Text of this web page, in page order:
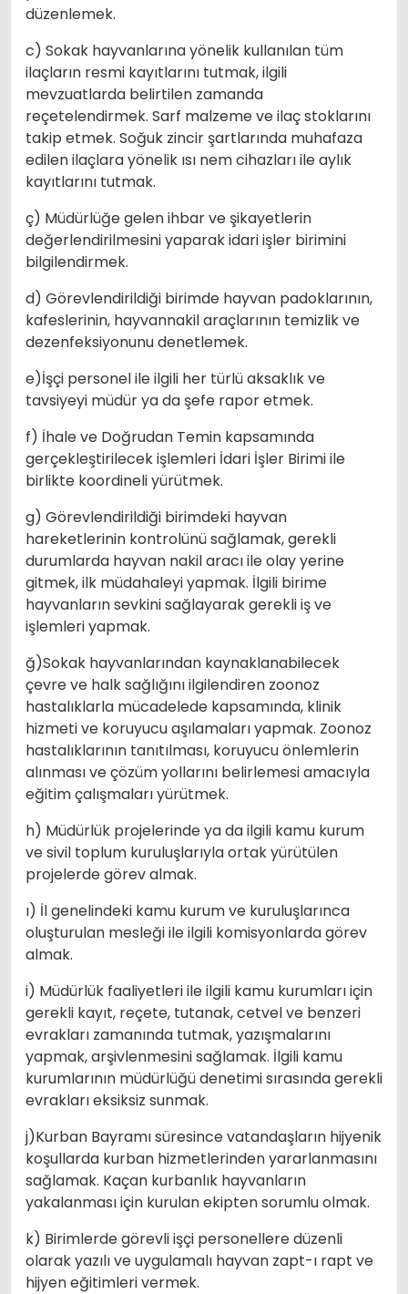
düzenlemek.
c) Sokak hayvanlarına yönelik kullanılan tüm
ilaçların resmi kayıtlarını tutmak, ilgili
mevzuatlarda belirtilen zamanda
reçetelendirmek. Sarf malzeme ve ilaç stoklarını
takip etmek. Soğuk zincir şartlarında muhafaza
edilen ilaçlara yönelik ısı nem cihazları ile aylık
kayıtlarını tutmak.
ç) Müdürlüğe gelen ihbar ve şikayetlerin
değerlendirilmesini yaparak idari işler birimini
bilgilendirmek.
d) Görevlendirildiği birimde hayvan padoklarının,
kafeslerinin, hayvannakil araçlarının temizlik ve
dezenfeksiyonunu denetlemek.
e)İşçi personel ile ilgili her türlü aksaklık ve
tavsiyeyi müdür ya da şefe rapor etmek.
f) İhale ve Doğrudan Temin kapsamında
gerçekleştirilecek işlemleri İdari İşler Birimi ile
birlikte koordineli yürütmek.
g) Görevlendirildiği birimdeki hayvan
hareketlerinin kontrolünü sağlamak, gerekli
durumlarda hayvan nakil aracı ile olay yerine
gitmek, ilk müdahaleyi yapmak. İlgili birime
hayvanların sevkini sağlayarak gerekli iş ve
işlemleri yapmak.
ğ)Sokak hayvanlarından kaynaklanabilecek
çevre ve halk sağlığını ilgilendiren zoonoz
hastalıklarla mücadelede kapsamında, klinik
hizmeti ve koruyucu aşılamaları yapmak. Zoonoz
hastalıklarının tanıtılması, koruyucu önlemlerin
alınması ve çözüm yollarını belirlemesi amacıyla
eğitim çalışmaları yürütmek.
h) Müdürlük projelerinde ya da ilgili kamu kurum
ve sivil toplum kuruluşlarıyla ortak yürütülen
projelerde görev almak.
ı) İl genelindeki kamu kurum ve kuruluşlarınca
oluşturulan mesleği ile ilgili komisyonlarda görev
almak.
i) Müdürlük faaliyetleri ile ilgili kamu kurumları için
gerekli kayıt, reçete, tutanak, cetvel ve benzeri
evrakları zamanında tutmak, yazışmalarını
yapmak, arşivlenmesini sağlamak. İlgili kamu
kurumlarının müdürlüğü denetimi sırasında gerekli
evrakları eksiksiz sunmak.
j)Kurban Bayramı süresince vatandaşların hijyenik
koşullarda kurban hizmetlerinden yararlanmasını
sağlamak. Kaçan kurbanlık hayvanların
yakalanması için kurulan ekipten sorumlu olmak.
k) Birimlerde görevli işçi personellere düzenli
olarak yazılı ve uygulamalı hayvan zapt-ı rapt ve
hijyen eğitimleri vermek.